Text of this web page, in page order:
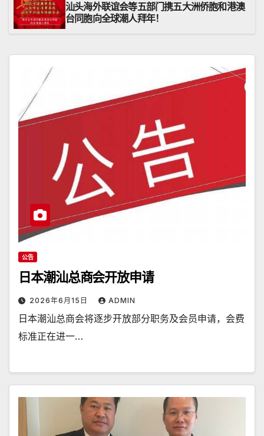
汕头海外联谊会等五部门携五大洲侨胞和港澳
台同胞向全球潮人拜年！
公告
日本潮汕总商会开放申请
2026年6月15日 ADMIN
日本潮汕总商会将逐步开放部分职务及会员申请，会费
标准正在进一…